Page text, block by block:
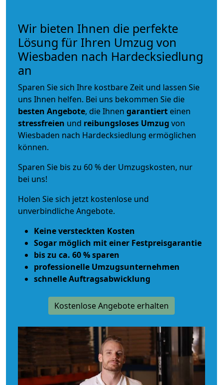
Wir bieten Ihnen die perfekte
Lösung für Ihren Umzug von
Wiesbaden nach Hardecksiedlung
an
Sparen Sie sich Ihre kostbare Zeit und lassen Sie
uns Ihnen helfen. Bei uns bekommen Sie die
besten Angebote, die Ihnen garantiert einen
stressfreien und reibungsloses Umzug von
Wiesbaden nach Hardecksiedlung ermöglichen
können.
Sparen Sie bis zu 60 % der Umzugskosten, nur
bei uns!
Holen Sie sich jetzt kostenlose und
unverbindliche Angebote.
Keine versteckten Kosten
Sogar möglich mit einer Festpreisgarantie
bis zu ca. 60 % sparen
professionelle Umzugsunternehmen
schnelle Auftragsabwicklung
Kostenlose Angebote erhalten